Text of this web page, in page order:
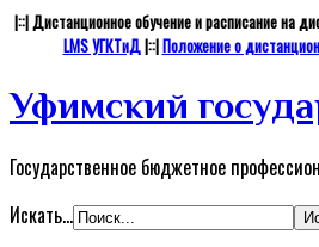
|::| Дистанционное обучение и расписание на
LMS УГКТиД|::|Положение о
Уфимский
Государственное бюджетное
Искать...